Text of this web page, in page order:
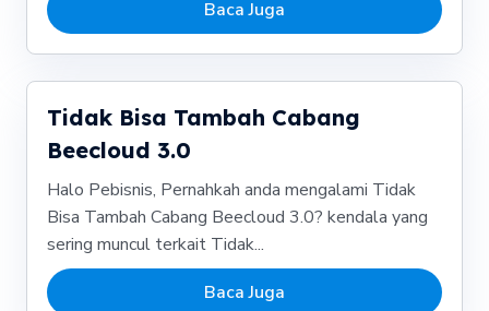
Baca Juga
Tidak Bisa Tambah Cabang
Beecloud 3.0
Halo Pebisnis, Pernahkah anda mengalami Tidak
Bisa Tambah Cabang Beecloud 3.0? kendala yang
sering muncul terkait Tidak...
Baca Juga